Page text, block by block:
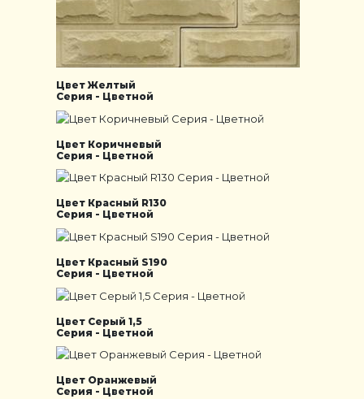
Цвет Желтый
Серия - Цветной
Цвет Коричневый
Серия - Цветной
Цвет Красный R130
Серия - Цветной
Цвет Красный S190
Серия - Цветной
Цвет Серый 1,5
Серия - Цветной
Цвет Оранжевый
Серия - Цветной